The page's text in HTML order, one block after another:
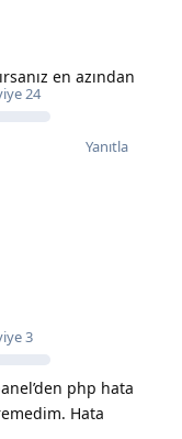
24
en azından
Yanıtla
3
php hata
Hata